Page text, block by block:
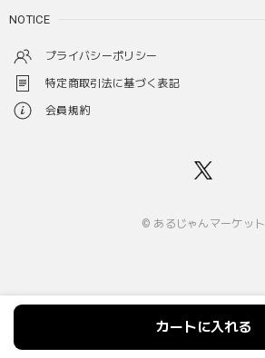
NOTICE
プライバシーポリシー
特定商取引法に基づく表記
会員規約
© あるじゃんマーケット
カートに入れる